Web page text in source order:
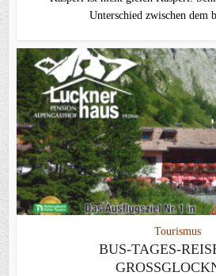
Unterschied zwischen dem
Tourismus
BUS-TAGES-